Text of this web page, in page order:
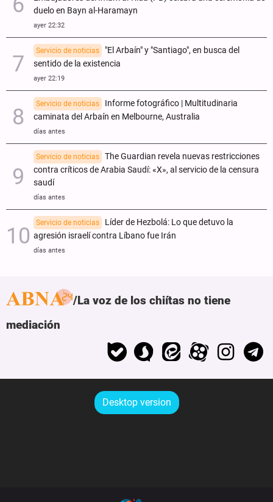
duelo en Bayn al-Haramayn
ayer 22:32
Servicio de noticias
"El Arbaín" y "Santiago", en busca del
sentido de la existencia
ayer 22:19
Servicio de noticias
Informe fotográfico | Multitudinaria
caminata del Arbaín en Melbourne, Australia
días antes
Servicio de noticias
The Guardian revela nuevas restricciones
contra críticos de Arabia Saudí: «X», al servicio de la censura
saudí
días antes
Servicio de noticias
Líder de Hezbolá: Lo que detuvo la
agresión israelí contra Líbano fue Irán
días antes
La voz de los chiítas no tiene
mediación
Desktop version